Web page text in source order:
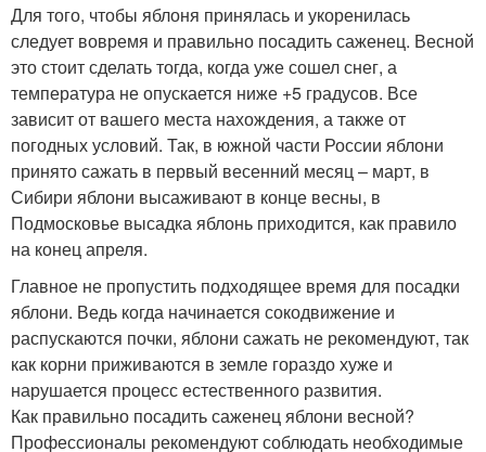
Для того, чтобы яблоня принялась и укоренилась
следует вовремя и правильно посадить саженец. Весной
это стоит сделать тогда, когда уже сошел снег, а
температура не опускается ниже +5 градусов. Все
зависит от вашего места нахождения, а также от
погодных условий. Так, в южной части России яблони
принято сажать в первый весенний месяц – март, в
Сибири яблони высаживают в конце весны, в
Подмосковье высадка яблонь приходится, как правило
на конец апреля.
Главное не пропустить подходящее время для посадки
яблони. Ведь когда начинается сокодвижение и
распускаются почки, яблони сажать не рекомендуют, так
как корни приживаются в земле гораздо хуже и
нарушается процесс естественного развития.
Как правильно посадить саженец яблони весной?
Профессионалы рекомендуют соблюдать необходимые